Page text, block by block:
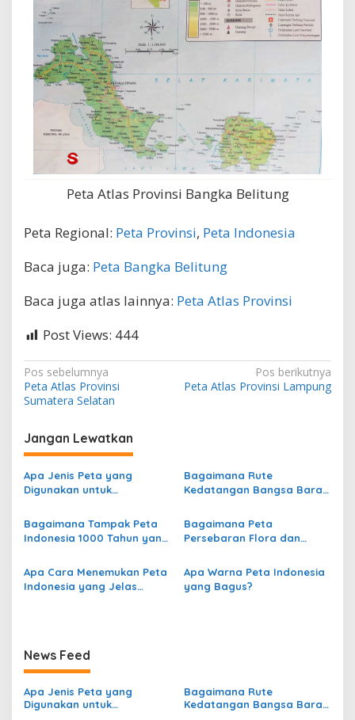
Peta Atlas Provinsi Bangka Belitung
Peta Regional: Peta Provinsi, Peta Indonesia
Baca juga: Peta Bangka Belitung
Baca juga atlas lainnya: Peta Atlas Provinsi
Post Views: 444
N
a
i
g
a
i
o
s
Pos sebelumnya
Peta Atlas Provinsi
Sumatera Selatan
Pos berikutnya
Peta Atlas Provinsi Lampung
Jangan Lewatkan
Apa Jenis Peta yang
Digunakan untuk
Persebaran Curah Hujan di
Indonesia?
Bagaimana Rute
Kedatangan Bangsa Barat
Bagaimana Tampak Peta
Indonesia 1000 Tahun yang
Bagaimana Peta
Persebaran Flora dan
Apa Cara Menemukan Peta
Indonesia yang Jelas
Apa Warna Peta Indonesia
yang Bagus?
News Feed
Apa Jenis Peta yang
Digunakan untuk
Bagaimana Rute
Kedatangan Bangsa Barat